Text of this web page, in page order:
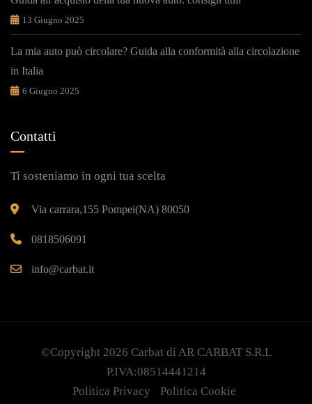
13 Giugno 2025
La mia auto può circolare? Guida alla conformità alla circolazione
in Italia
6 Giugno 2025
Contatti
Ti sosteniamo in ogni tua scelta
Via carrara,155 Pompei(NA) 80050
0818506091
info@carbat.it
©Copyright 2026 Carbatdi AR CARBAT S.R.L
P.IVA:08514441214
Politica Privacy
Politica Cookie